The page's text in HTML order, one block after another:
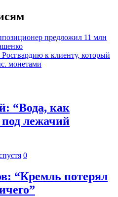
предложил 11 млн
к клиенту, который
монетами
“Вода, как
под лежачий
0
“Кремль потерял